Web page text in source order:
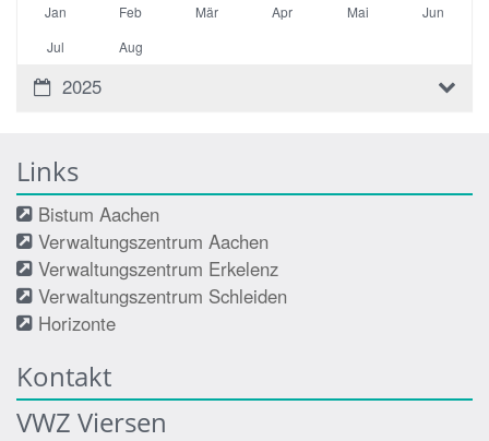
Jan Feb Mär Apr Mai
Jun
Jul
Aug
2025
Links
Bistum Aachen
Verwaltungszentrum Aachen
Verwaltungszentrum Erkelenz
Verwaltungszentrum Schleiden
Horizonte
Kontakt
VWZ Viersen